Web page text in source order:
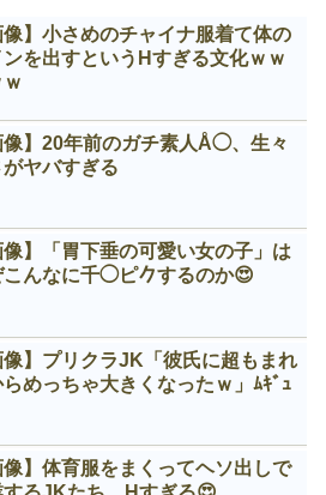
像】小さめのチャイナ服着て体の
ンを出すというНすぎる文化ｗｗ
像】20年前のガチ素人Å◯、生々
がヤバすぎる
像】「胃下垂の可愛い女の子」は
こんなに千◯ピ𠂊するのか😍
像】プリクラJK「彼氏に超もまれ
らめっちゃ大きくなったｗ」ﾑｷﾞｭ
像】体育服をまくってヘソ出しで